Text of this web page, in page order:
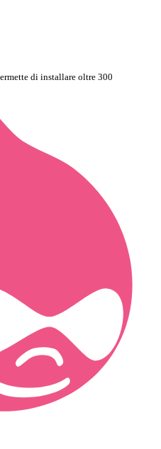
di installare oltre 300